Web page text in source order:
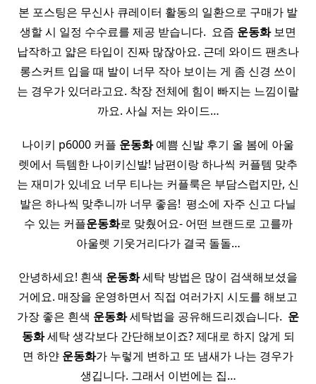
본 포스팅은 무신사 큐레이터 활동의 일환으로 구매가 발
생할 시 일정 수수료를 제공 받습니다. ​ 요즘 운동화보면
납작하고 얇은 타입이 진짜 많잖아요. 근데 와이드 팬츠나
롱스커트 입을 때 발이 너무 작아 보이는 게 좀 신경 쓰이
는 경우가 있더라고요. 착장 전체에 힘이 빠지는 느낌이랄
까요. 사실 저는 와이드…
나이키 p6000 커플 운동화예쁨 신발 후기 올 봄에 아울
렛에서 득템한 나이키신발! 남편이랑 하나씩 커플템 맞추
는 재미가 있네요 너무 티나는 커플룩은 부담스럽지만, 신
발은 하나씩 맞추니까 너무 좋음! ​ 평소에 자주 신고 다닐
수 있는 커플운동화로 맞췄어요- 어떤 브랜드로 고를까
아울렛 기웃거리다가 결국 돌돌…
안녕하세요! 흰색 운동화세탁 방법은 많이 검색해보셨을
거에요. 매장을 운영하면서 직접 여러가지 시도를 해보고
가장 좋은 흰색 운동화세탁법을 공유해드리겠습니다. ​ 운
동화세탁 생각보다 간단해보이죠? 제대로 하지 않게 되
면 하얀 운동화가 누렇게 변하고 또 냄새가 나는 경우가
생깁니다. 그래서 이번에는 집…